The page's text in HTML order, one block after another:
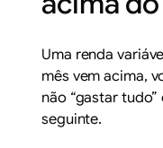
Uma renda
mês vem acima,
não “gastar
seguinte.